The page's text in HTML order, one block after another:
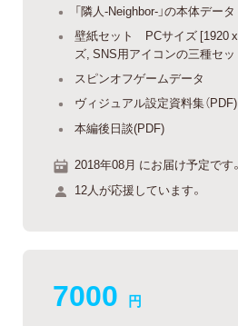
「隣人-Neighbor-」の本体データ
壁紙セット PCサイズ [1920
ズ, SNS用アイコンの三種セッ
スピンオフゲームデータ
ヴィジュアル設定資料集（PDF)
本編後日談(PDF)
2018年08月 にお届け予定です。
12人が応援しています。
7000 円